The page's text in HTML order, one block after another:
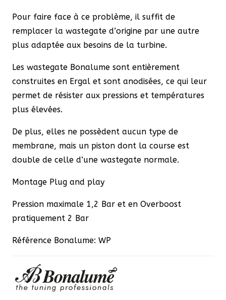
Pour faire face à ce problème, il suffit de
remplacer la wastegate d’origine par une autre
plus adaptée aux besoins de la turbine.
Les wastegate Bonalume sont entièrement
construites en Ergal et sont anodisées, ce qui leur
permet de résister aux pressions et températures
plus élevées.
De plus, elles ne possèdent aucun type de
membrane, mais un piston dont la course est
double de celle d’une wastegate normale.
Montage Plug and play
Pression maximale 1,2 Bar et en Overboost
pratiquement 2 Bar
Référence Bonalume: WP